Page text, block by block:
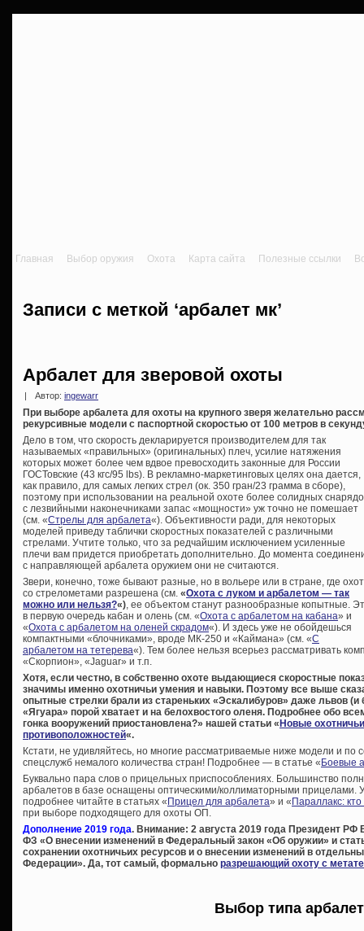
Главная Выбор оружия Охота Карта сайта Полезные ссылки
Записи с меткой ‘арбалет мк’
Арбалет для зверовой охоты
Автор: ingewarr
При выборе арбалета для охоты на крупного зверя желательно
рекурсивные модели с паспортной скоростью от 100 метров в
Дело в том, что скорость декларируется производителем для так
называемых «правильных» (оригинальных) плеч, усилие натяжения
которых может более чем вдвое превосходить законные для России
ГОСТовские (43 кгс/95 lbs). В рекламно-маркетинговых целях она дается,
как правило, для самых легких стрел (ок. 350 гран/23 грамма в сборе),
поэтому при использовании на реальной охоте более солидных
с лезвийными наконечниками запас «мощности» уж точно не помешает
(см. «Стрелы для арбалета«). Объективности ради, для некоторых
моделей приведу таблички скоростных показателей с различными
стрелами. Учтите только, что за редчайшим исключением усиленные
плечи вам придется приобретать дополнительно. До момента
с направляющей арбалета оружием они не считаются.
Звери, конечно, тоже бывают разные, но в вольере или в стране, где
со стрелометами разрешена (см. «Охота с луком и арбалетом — так
можно или нельзя?«), ее объектом станут разнообразные копытные.
в первую очередь кабан и олень (см. «Охота с арбалетом на кабана» и
«Охота с арбалетом на оленей скрадом«). И здесь уже не обойдешься
компактными «блочниками», вроде МК-250 и «Каймана» (см. «С
арбалетом на тетерева«). Тем более нельзя всерьез рассматривать
«Скорпион», «Jaguar» и т.п.
Хотя, если честно, в собственно охоте выдающиеся скоростные
значимы именно охотничьи умения и навыки. Поэтому все выше
опытные стрелки брали из стареньких «Эскалибуров» даже львов (и
«Ягуара» порой хватает и на белохвостого оленя. Подробнее обо
гонка вооружений приостановлена?» нашей статьи « Новые
противоположностей«.
Кстати, не удивляйтесь, но многие рассматриваемые ниже модели и по
спецслужб немалого количества стран! Подробнее — в статье « Боевые
Буквально пара слов о прицельных приспособлениях. Большинство
арбалетов в базе оснащены оптическими/коллиматорными прицелами.
подробнее читайте в статьях « Прицел для арбалета» и « Параллакс:
при выборе подходящего для охоты ОП.
Дополнение 2019 года. Внимание: 2 августа 2019 года Президент
ФЗ «О внесении изменений в Федеральный закон «Об оружии» и
сохранении охотничьих ресурсов и о внесении изменений в
Федерации». Да, тот самый, формально разрешающий охоту с
Выбор типа